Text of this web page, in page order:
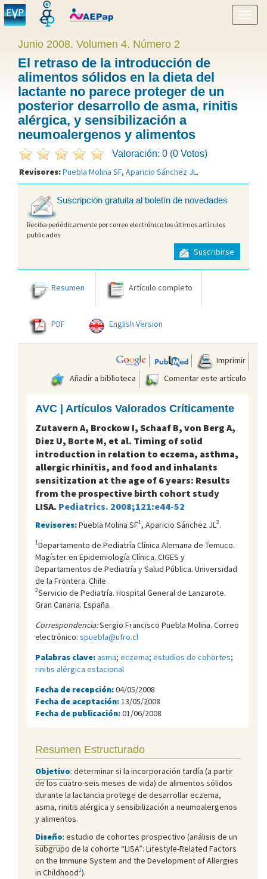
menú
Junio 2008. Volumen 4. Número 2
El retraso de la introducción de
alimentos sólidos en la dieta del
lactante no parece proteger de un
posterior desarrollo de asma, rinitis
alérgica, y sensibilización a
neumoalergenos y alimentos
Valoración: 0 (0 Votos)
Revisores:Puebla Molina SF, Aparicio Sánchez JL.
Suscripción gratuita al boletín de novedades
Reciba periódicamente por correo electrónico los últimos artículos
publicados
Suscribirse
Resumen Artículo completo
PDF English Version
Imprimir
Añadir a biblioteca
Comentar este artículo
AVC | Artículos Valorados Críticamente
Zutavern A, Brockow I, Schaaf B, von Berg A,
Diez U, Borte M, et al. Timing of solid
introduction in relation to eczema, asthma,
allergic rhinitis, and food and inhalants
sensitization at the age of 6 years: Results
from the prospective birth cohort study
LISA. Pediatrics. 2008;121:e44-52
Revisores:Puebla Molina SF1, Aparicio Sánchez JL 2.
1Departamento de Pediatrí­a Clí­nica Alemana de Temuco.
Magí­ster en Epidemiologí­a Clí­nica. CIGES y
Departamentos de Pediatrí­a y Salud Pública. Universidad
de la Frontera. Chile.
2Servicio de Pediatría. Hospital General de Lanzarote.
Gran Canaria. España.
Correspondencia:Sergio Francisco Puebla Molina. Correo
electrónico: spuebla@ufro.cl
Palabras clave:asma; eczema; estudios de cohortes;
rinitis alérgica estacional
Fecha de recepción:04/05/2008
Fecha de aceptación: 13/05/2008
Fecha de publicación:01/06/2008
Resumen Estructurado
Objetivo: determinar si la incorporación tardía (a partir
de los cuatro-seis meses de vida) de alimentos sólidos
durante la lactancia protege de desarrollar eczema,
asma, rinitis alérgica y sensibilización a neumoalergenos
y alimentos.
Diseño: estudio de cohortes prospectivo (análisis de un
subgrupo de la cohorte “LISA”: Lifestyle-Related Factors
on the Immune System and the Development of Allergies
in Childhood1).